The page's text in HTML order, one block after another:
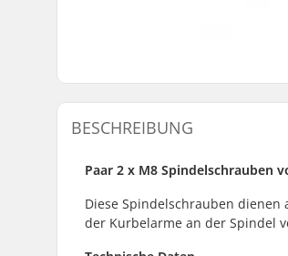
BESCHREIBUNG
Paar 2 x M8 Spindelschrauben
Diese Spindelschrauben
der Kurbelarme an der Spindel